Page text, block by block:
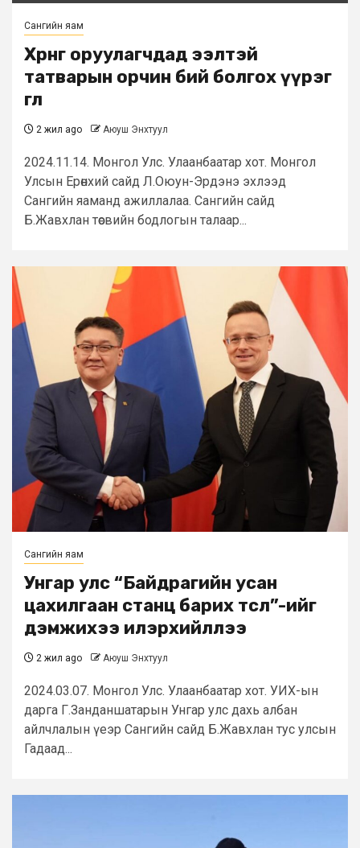
Сангийн яам
Хөрөнгө оруулагчдад ээлтэй
татварын орчин бий болгох үүрэг
өглөө
2 жил ago Аюуш Энхтуул
2024.11.14. Монгол Улс. Улаанбаатар хот. Монгол
Улсын Ерөнхий сайд Л.Оюун-Эрдэнэ эхлээд
Сангийн яаманд ажиллалаа. Сангийн сайд
Б.Жавхлан төсвийн бодлогын талаар...
Сангийн яам
Унгар улс “Байдрагийн усан
цахилгаан станц барих төсөл”-ийг
дэмжихээ илэрхийллээ
2 жил ago Аюуш Энхтуул
2024.03.07. Монгол Улс. Улаанбаатар хот. УИХ-ын
дарга Г.Занданшатарын Унгар улс дахь албан
айлчлалын үеэр Сангийн сайд Б.Жавхлан тус улсын
Гадаад...